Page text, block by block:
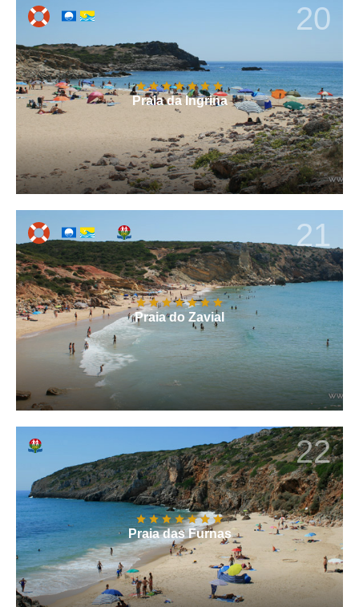
20
Praia da Ingrina
21
Praia do Zavial
22
Praia das Furnas